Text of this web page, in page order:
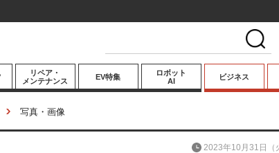
リペア・
メンテナンス
EV特集
ロボット
AI
ビジネス
テクノロジー
写真・画像
2023年10月31日（